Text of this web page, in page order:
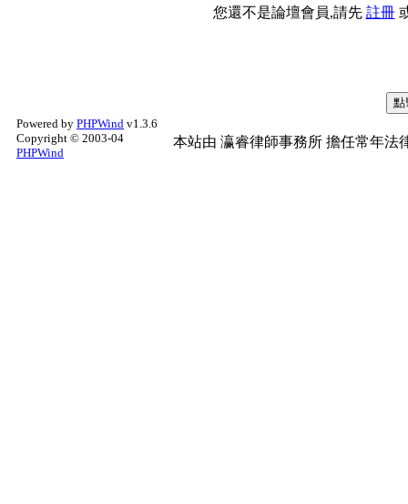
您還不是論壇會員,請先 註冊
Powered by PHPWind v1.3.6
Copyright © 2003-04
PHPWind
本站由 瀛睿律師事務所 擔任常年法